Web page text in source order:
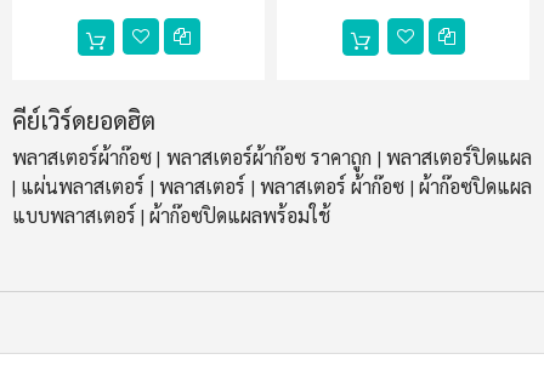
คีย์เวิร์ดยอดฮิต
พลาสเตอร์ผ้าก๊อซ | พลาสเตอร์ผ้าก๊อซ ราคาถูก |พลาสเตอร์ปิดแผล
| แผ่นพลาสเตอร์ |พลาสเตอร์ | พลาสเตอร์ ผ้าก๊อซ | ผ้าก๊อซปิดแผล
แบบพลาสเตอร์ | ผ้าก๊อซปิดแผลพร้อมใช้